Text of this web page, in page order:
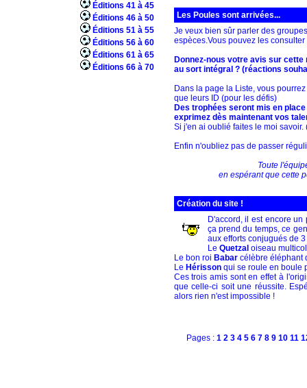
Éditions 41 à 45
Éditions 46 à 50
Éditions 51 à 55
Éditions 56 à 60
Éditions 61 à 65
Éditions 66 à 70
Les Poules sont arrivées...
Je veux bien sûr parler des
espèces.Vous pouvez les
Donnez-nous votre avis sur
au sort intégral ? (réactions
Dans la page la Liste, vous
que leurs ID (pour les défis)
Des trophées seront mis en
exprimez dès maintenant vos
Si j'en ai oublié faites le moi savoir.
Enfin n'oubliez pas de passer
Toute
en espérant que cette
Création du site !
D'accord, il est encore
ça prend du temps, ce
aux efforts conjugués de
Le Quetzal oiseau
Le bon roi Babarcélèbre éléphant
Le Hérissonqui se roule en boule
Ces trois amis sont en effet à
que celle-ci soit une réussite.
alors rien n'est impossible !
Pages : 1 2 3 4 5 6 7 8 9 10 11